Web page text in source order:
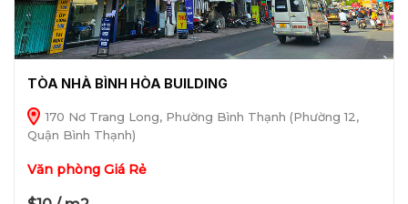
TÒA NHÀ BÌNH HÒA BUILDING
170 Nơ Trang Long, Phường Bình Thạnh (Phường 12,
Quận Bình Thạnh)
Văn phòng Giá Rẻ